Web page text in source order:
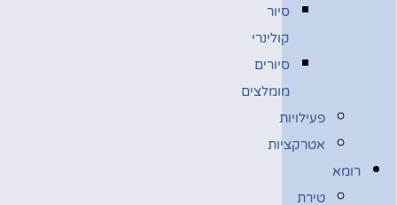
סיור
קולינרי
סיורים
מומלצים
פעילויות
אטרקציות
רומא
טירת